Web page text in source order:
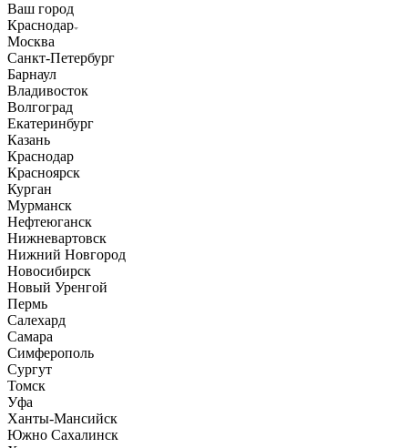
Ваш город
Краснодар
Москва
Санкт-Петербург
Барнаул
Владивосток
Волгоград
Екатеринбург
Казань
Краснодар
Красноярск
Курган
Мурманск
Нефтеюганск
Нижневартовск
Нижний Новгород
Новосибирск
Новый Уренгой
Пермь
Салехард
Самара
Симферополь
Сургут
Томск
Уфа
Ханты-Мансийск
Южно Сахалинск